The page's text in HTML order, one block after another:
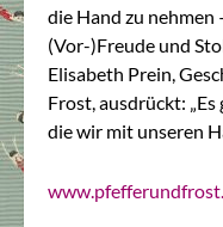
die Hand zu nehmen
(Vor-)Freude und
Elisabeth Prein,
Frost, ausdrückt:
die wir mit unseren